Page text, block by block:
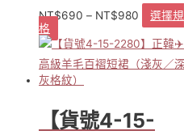
擇
選
項
NT$690 – NT$980
選擇規
格
產
品
有
種
款
【貨號4-15-